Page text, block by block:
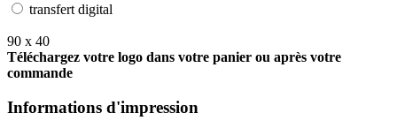
transfert digital
90 x 40
Téléchargez votre logo dans votre panier ou après votre
commande
Informations d'impression